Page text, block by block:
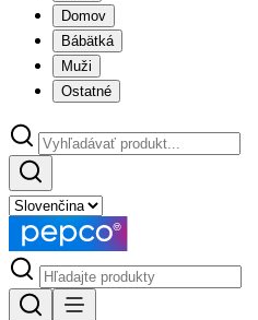
Domov
Bábätká
Muži
Ostatné